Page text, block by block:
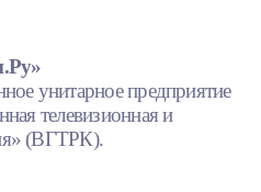
унитарное предприятие
телевизионная и
(ВГТРК).